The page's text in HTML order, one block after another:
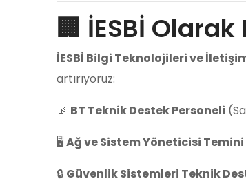
🏢 İESBİ
İESBİ Bilgi Teknolojileri ve
artırıyoruz:
📡 BT Teknik Destek Personeli
🖥️Ağ ve Sistem Yöneticisi Temini
🔒 Güvenlik Sistemleri Teknik